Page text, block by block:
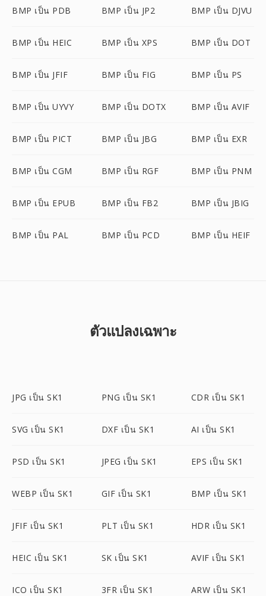
BMP เป็น PDB BMP เป็น JP2 BMP เป็น DJVU
BMP เป็น HEIC BMP เป็น XPS BMP เป็น DOT
BMP เป็น JFIF BMP เป็น FIG BMP เป็น PS
BMP เป็น UYVY BMP เป็น DOTX BMP เป็น AVIF
BMP เป็น PICT BMP เป็น JBG BMP เป็น EXR
BMP เป็น CGM BMP เป็น RGF BMP เป็น PNM
BMP เป็น EPUB BMP เป็น FB2 BMP เป็น JBIG
BMP เป็น PAL BMP เป็น PCD BMP เป็น HEIF
ตัวแปลงเฉพาะ
JPG เป็น SK1 PNG เป็น SK1 CDR เป็น SK1
SVG เป็น SK1 DXF เป็น SK1 AI เป็น SK1
PSD เป็น SK1 JPEG เป็น SK1 EPS เป็น SK1
WEBP เป็น SK1 GIF เป็น SK1 BMP เป็น SK1
JFIF เป็น SK1 PLT เป็น SK1 HDR เป็น SK1
HEIC เป็น SK1 SK เป็น SK1 AVIF เป็น SK1
ICO เป็น SK1 3FR เป็น SK1 ARW เป็น SK1